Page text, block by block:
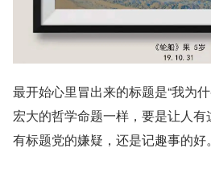
最开始心里冒出来的标题是“我为
宏大的哲学命题一样，要是让人
有标题党的嫌疑，还是记趣事的好。